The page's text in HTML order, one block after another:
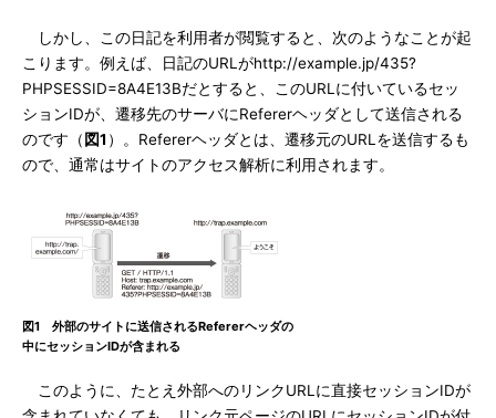
しかし、この日記を利用者が閲覧すると、次のようなことが起
こります。例えば、日記のURLがhttp://example.jp/435?
PHPSESSID=8A4E13Bだとすると、このURLに付いているセッ
ションIDが、遷移先のサーバにRefererヘッダとして送信される
のです（ 図1 ）。Refererヘッダとは、遷移元のURLを送信するも
ので、通常はサイトのアクセス解析に利用されます。
図1 外部のサイトに送信されるRefererヘッダの
中にセッションIDが含まれる
このように、たとえ外部へのリンクURLに直接セッションIDが